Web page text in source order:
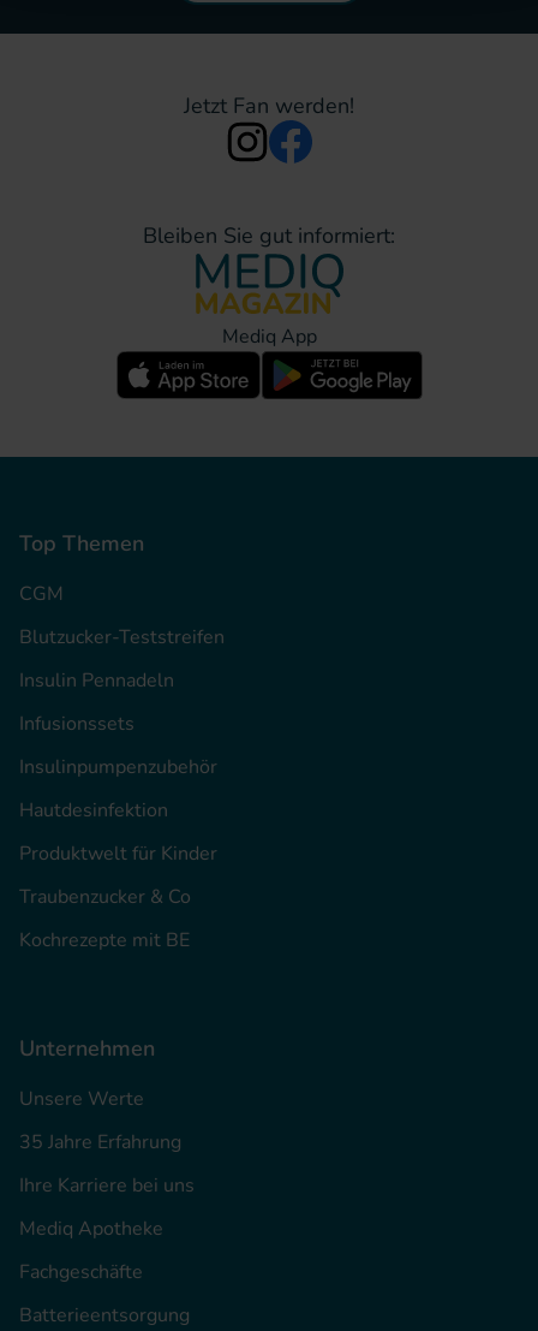
Jetzt Fan werden!
Bleiben Sie gut informiert:
Mediq App
Top Themen
CGM
Blutzucker-Teststreifen
Insulin Pennadeln
Infusionssets
Insulinpumpenzubehör
Hautdesinfektion
Produktwelt für Kinder
Traubenzucker & Co
Kochrezepte mit BE
Unternehmen
Unsere Werte
35 Jahre Erfahrung
Ihre Karriere bei uns
Mediq Apotheke
Fachgeschäfte
Batterieentsorgung